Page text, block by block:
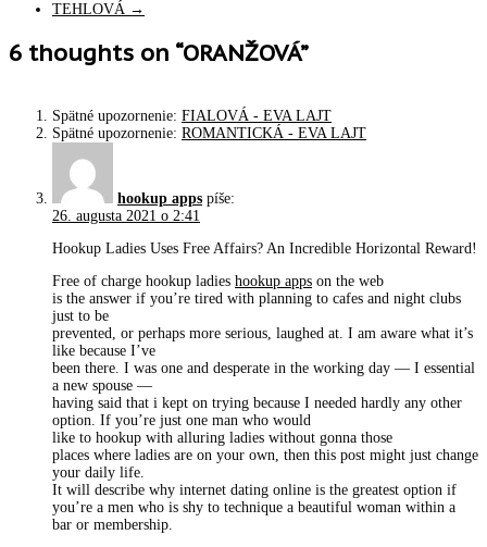
TEHLOVÁ →
6 thoughts on “ORANŽOVÁ”
Spätné upozornenie: FIALOVÁ - EVA LAJT
Spätné upozornenie: ROMANTICKÁ - EVA LAJT
hookup apps píše:
26. augusta 2021 o 2:41
Hookup Ladies Uses Free Affairs? An Incredible Horizontal Reward!
Free of charge hookup ladies hookup apps on the web
is the answer if you’re tired with planning to cafes and night clubs
just to be
prevented, or perhaps more serious, laughed at. I am aware what it’s
like because I’ve
been there. I was one and desperate in the working day — I essential
a new spouse —
having said that i kept on trying because I needed hardly any other
option. If you’re just one man who would
like to hookup with alluring ladies without gonna those
places where ladies are on your own, then this post might just change
your daily life.
It will describe why internet dating online is the greatest option if
you’re a men who is shy to technique a beautiful woman within a
bar or membership.